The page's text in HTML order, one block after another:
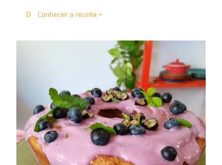
0 Conhecer a receita >